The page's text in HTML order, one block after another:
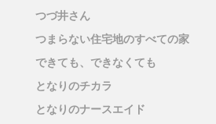
つづ井さん
つまらない住宅地のすべての家
できても、できなくても
となりのチカラ
となりのナースエイド